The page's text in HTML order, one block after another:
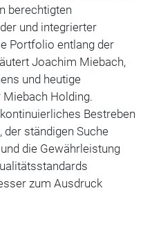
berechtigten
und integrierter
Portfolio entlang der
Joachim Miebach,
und heutige
Holding.
Bestreben
der ständigen Suche
die Gewährleistung
zum Ausdruck